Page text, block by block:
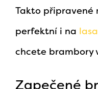
Takto připravené
perfektní i na
chcete brambory
Zapečené